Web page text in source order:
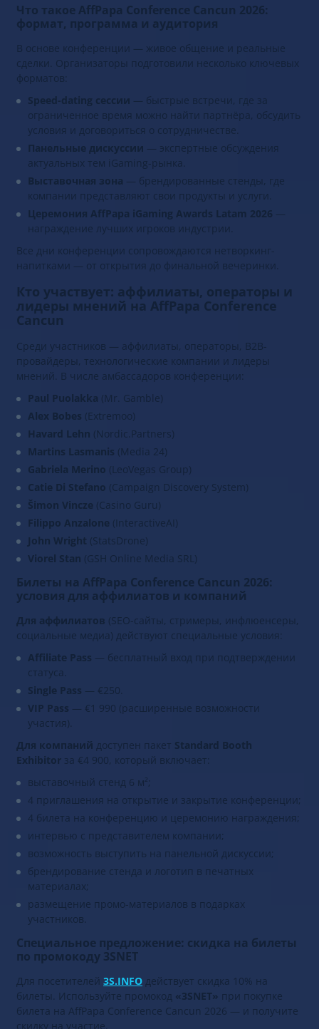
Что такое AffPapa Conference Cancun 2026:
формат, программа и аудитория
В основе конференции — живое общение и реальные
сделки. Организаторы подготовили несколько ключевых
форматов:
Speed-dating сессии — быстрые встречи, где за
ограниченное время можно найти партнёра, обсудить
условия и договориться о сотрудничестве.
Панельные дискуссии — экспертные обсуждения
актуальных тем iGaming-рынка.
Выставочная зона — брендированные стенды, где
компании представляют свои продукты и услуги.
Церемония AffPapa iGaming Awards Latam 2026 —
награждение лучших игроков индустрии.
Все дни конференции сопровождаются нетворкинг-
напитками — от открытия до финальной вечеринки.
Кто участвует: аффилиаты, операторы и
лидеры мнений на AffPapa Conference
Cancun
Среди участников — аффилиаты, операторы, B2B-
провайдеры, технологические компании и лидеры
мнений. В числе амбассадоров конференции:
Paul Puolakka (Mr. Gamble)
Alex Bobes (Extremoo)
Havard Lehn (Nordic.Partners)
Martins Lasmanis (Media 24)
Gabriela Merino (LeoVegas Group)
Catie Di Stefano (Campaign Discovery System)
Šimon Vincze (Casino Guru)
Filippo Anzalone (InteractiveAI)
John Wright (StatsDrone)
Viorel Stan (GSH Online Media SRL)
Билеты на AffPapa Conference Cancun 2026:
условия для аффилиатов и компаний
Для аффилиатов (SEO-сайты, стримеры, инфлюенсеры,
социальные медиа) действуют специальные условия:
Affiliate Pass — бесплатный вход при подтверждении
статуса.
Single Pass — €250.
VIP Pass — €1 990 (расширенные возможности
участия).
Для компаний доступен пакет Standard Booth
Exhibitor за €4 900, который включает:
выставочный стенд 6 м²;
4 приглашения на открытие и закрытие конференции;
4 билета на конференцию и церемонию награждения;
интервью с представителем компании;
возможность выступить на панельной дискуссии;
брендирование стенда и логотип в печатных
материалах;
размещение промо-материалов в подарках
участников.
Специальное предложение: скидка на билеты
по промокоду 3SNET
Для посетителей 3S.INFO действует скидка 10% на
билеты. Используйте промокод «3SNET» при покупке
билета на AffPapa Conference Cancun 2026 — и получите
скидку на участие.